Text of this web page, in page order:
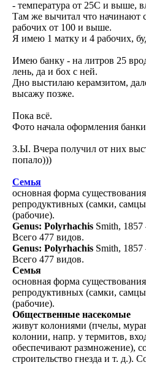
- температура от 25С и выше,
Там же вычитал что начинают
рабочих от 100 и выше.
Я имею 1 матку и 4 рабочих,
Имею банку - на литров 25
лень, да и бох с ней.
Дно выстилаю керамзитом,
высажу позже.
Пока всё.
Фото начала оформления
З.Ы. Вчера получил от них
попало)))
Семья
основная форма
репродуктивных (самки,
(рабочие).
Genus: Polyrhachis Smith, 1857
Всего 477 видов.
Genus: Polyrhachis Smith, 1857
Всего 477 видов.
Семья
основная форма
репродуктивных (самки,
(рабочие).
Общественные насекомые
живут колониями (пчелы,
колонии, напр. у термитов,
обеспечивают размножение),
строительство гнезда и т. д.).